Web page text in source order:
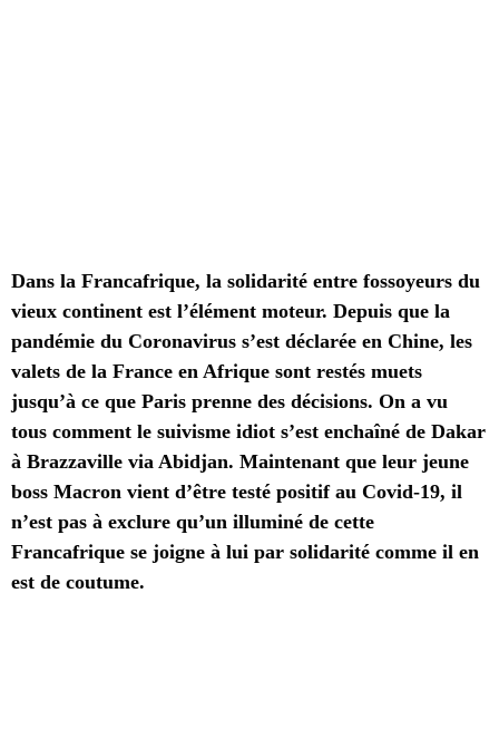
Dans la Francafrique, la solidarité entre fossoyeurs du
vieux continent est l’élément moteur. Depuis que la
pandémie du Coronavirus s’est déclarée en Chine, les
valets de la France en Afrique sont restés muets
jusqu’à ce que Paris prenne des décisions. On a vu
tous comment le suivisme idiot s’est enchaîné de Dakar
à Brazzaville via Abidjan. Maintenant que leur jeune
boss Macron vient d’être testé positif au Covid-19, il
n’est pas à exclure qu’un illuminé de cette
Francafrique se joigne à lui par solidarité comme il en
est de coutume.